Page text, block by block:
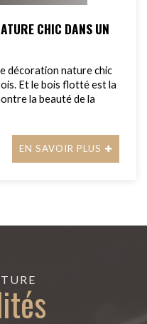
CHIC DANS UN
décoration nature chic
Et le bois flotté est la
la beauté de la
EN SAVOIR PLUS